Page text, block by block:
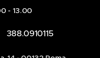
- 13.00